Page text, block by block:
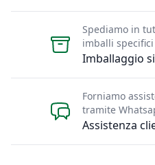
Imballaggio
Spediamo in
imballi
Assistenza
Forniamo
tramite